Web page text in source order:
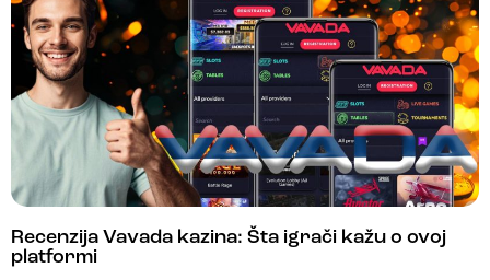
Recenzija Vavada kazina: Šta igrači kažu o ovoj
platformi